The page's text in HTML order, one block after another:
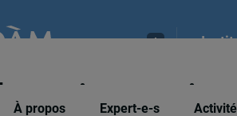
À propos Expert-e-s